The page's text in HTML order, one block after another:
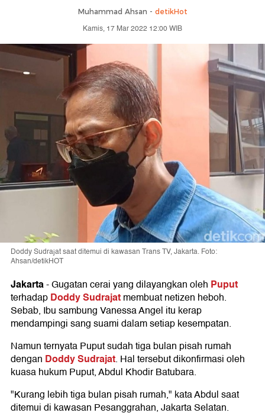
Muhammad Ahsan - detikHot
Kamis, 17 Mar 2022 12:00 WIB
Doddy Sudrajat saat ditemui di kawasan Trans TV, Jakarta. Foto:
Ahsan/detikHOT
Jakarta-Gugatan cerai yang dilayangkan oleh Puput
terhadapDoddy Sudrajatmembuat netizen heboh.
Sebab, Ibu sambung Vanessa Angel itu kerap
mendampingi sang suami dalam setiap kesempatan.
Namun ternyata Puput sudah tiga bulan pisah rumah
dengan Doddy Sudrajat. Hal tersebut dikonfirmasi oleh
kuasa hukum Puput, Abdul Khodir Batubara.
"Kurang lebih tiga bulan pisah rumah," kata Abdul saat
ditemui di kawasan Pesanggrahan, Jakarta Selatan.